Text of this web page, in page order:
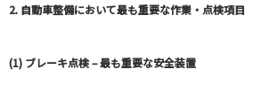
2. 自動車整備において最も重要な作業・点検項目
(1) ブレーキ点検 – 最も重要な安全装置